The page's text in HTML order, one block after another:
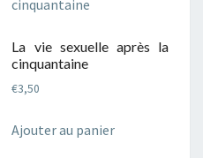
La vie sexuelle après la
cinquantaine
€3,50
Ajouter au panier